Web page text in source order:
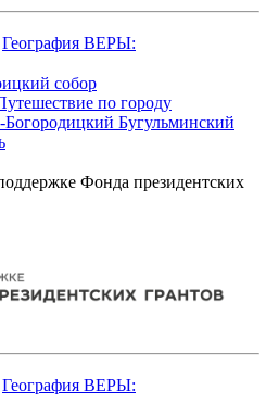
География ВЕРЫ:
собор
по городу
Богородицкий Бугульминский
Фонда президентских
География ВЕРЫ: